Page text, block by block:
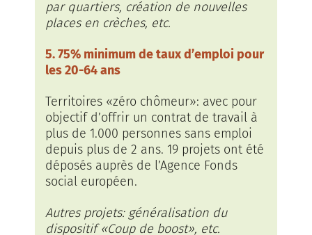
par quartiers, création de nouvelles
places en crèches, etc.
5. 75% minimum de taux d’emploi pour
les 20-64 ans
Territoires «zéro chômeur»: avec pour
objectif d’offrir un contrat de travail à
plus de 1.000 personnes sans emploi
depuis plus de 2 ans. 19 projets ont été
déposés auprès de l’Agence Fonds
social européen.
Autres projets: généralisation du
dispositif «Coup de boost», etc.